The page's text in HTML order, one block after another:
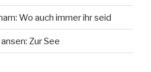
Wo auch immer ihr seid
Zur See